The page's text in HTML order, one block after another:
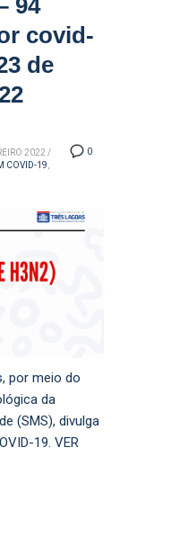
covid-
de
0
2022 /
COVID-19
por meio do
da
(SMS), divulga
19. VER